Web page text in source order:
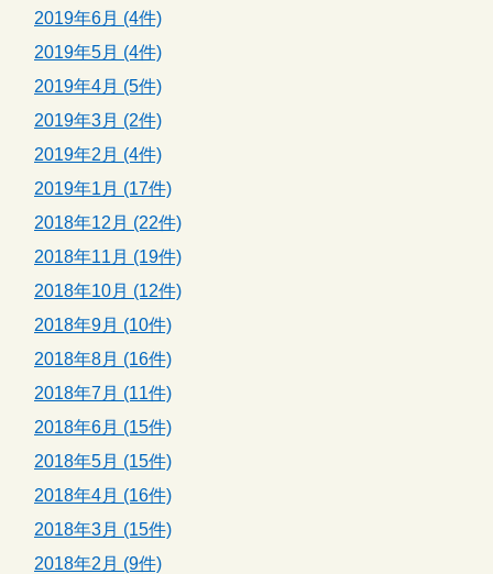
2019年6月 (4件)
2019年5月 (4件)
2019年4月 (5件)
2019年3月 (2件)
2019年2月 (4件)
2019年1月 (17件)
2018年12月 (22件)
2018年11月 (19件)
2018年10月 (12件)
2018年9月 (10件)
2018年8月 (16件)
2018年7月 (11件)
2018年6月 (15件)
2018年5月 (15件)
2018年4月 (16件)
2018年3月 (15件)
2018年2月 (9件)